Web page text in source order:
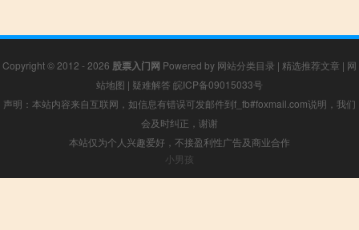
Copyright © 2012 - 2026 股票入门网 Powered by 网站分类目录 | 精选推荐文章 | 网
站地图 | 疑难解答 皖ICP备09015033号
声明：本站内容来自互联网，如信息有错误可发邮件到f_fb#foxmail.com说明，我们
会及时纠正，谢谢
本站仅为个人兴趣爱好，不接盈利性广告及商业合作
小男孩